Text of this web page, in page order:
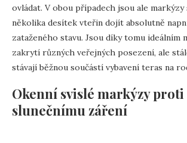
ovládat. V obou případech jsou ale
několika desítek vteřin dojít absolutně
zataženého stavu. Jsou díky tomu ideálním
zakrytí různých veřejných posezení, ale
stávají běžnou součástí vybavení teras na
Okenní svislé markýzy proti
slunečnímu záření